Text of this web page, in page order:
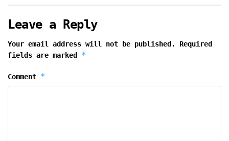
Leave a Reply
Your email address will not be published.
Required
fields are marked *
Comment *